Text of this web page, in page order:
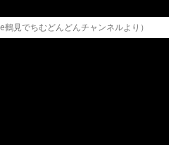
見でちむどんどんチャンネルより）